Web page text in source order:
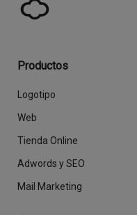
Productos
Logotipo
Web
Tienda Online
Adwords y SEO
Mail Marketing